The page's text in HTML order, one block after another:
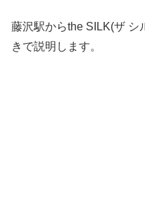
藤沢駅からthe SILK(ザ シ
きで説明します。